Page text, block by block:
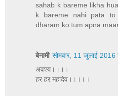
sahab k bareme likha
k bareme nahi pata
dharam ko tum apna
बेनामी सोमवार, 11 जुलाई
अवश्य।।।।
हर हर महादेव।।।।।